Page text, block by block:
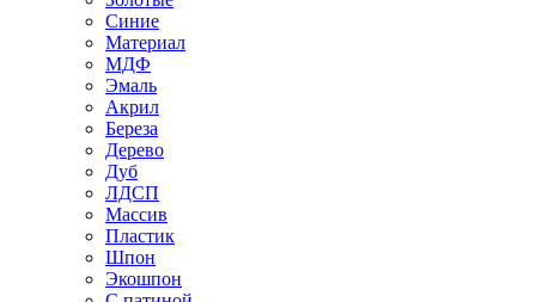
Синие
Материал
МДФ
Эмаль
Акрил
Береза
Дерево
Дуб
ЛДСП
Массив
Пластик
Шпон
Экошпон